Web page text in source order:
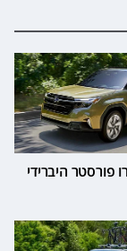
פורסטר היברידי